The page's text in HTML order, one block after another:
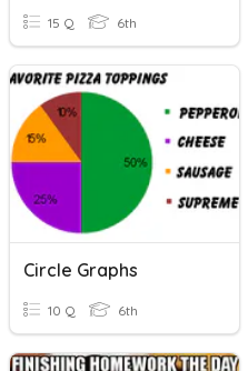
15 Q 6th
Circle Graphs
10 Q 6th